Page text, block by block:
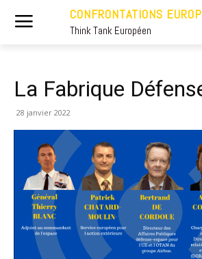
CONFRONTATIONS
Think Tank Européen
La Fabrique
28 janvier 2022